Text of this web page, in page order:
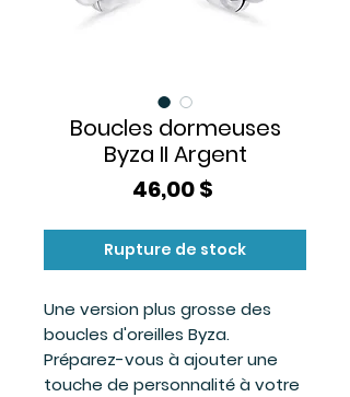
Boucles dormeuses
Byza II Argent
46,00 $Prix
Rupture de stock
Une version plus grosse des
boucles d'oreilles Byza.
Préparez-vous à ajouter une
touche de personnalité à votre